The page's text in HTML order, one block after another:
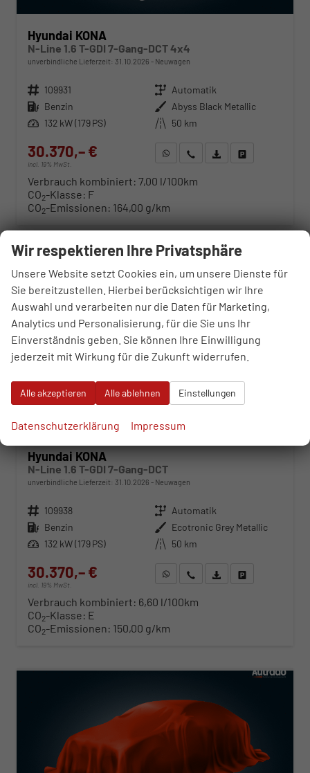
Hyundai KONA
N-Line 1.6 T-GDI 7-Gang-DCT 4x4
unverbindliche Lieferzeit: 31.10.2026 Neuwagen
Fahrzeugnr. 109931 Getriebe Automatik
Kraftstoff Benzin Außenfarbe Abyss Black Metallic
Leistung 132 kW (179 PS) Kilometerstand 50 km
30.370,– €
incl. 19% MwSt.
WhatsApp anfragen
Wir rufen Sie anFahrzeugexposé (PDF)
Verbrauch kombiniert: 7,00 l/100km
CO2-Klasse: F
CO2-Emissionen: 164,00 g/km
Hyundai KONA
N-Line 1.6 T-GDI 7-Gang-DCT
unverbindliche Lieferzeit: 31.10.2026 Neuwagen
Fahrzeugnr. 109938 Getriebe Automatik
Kraftstoff Benzin Außenfarbe Ecotronic Grey Metallic
Leistung 132 kW (179 PS) Kilometerstand 50 km
30.370,– €
incl. 19% MwSt.
WhatsApp anfragen
Wir rufen Sie anFahrzeugexposé (PDF)
Verbrauch kombiniert: 6,60 l/100km
CO2-Klasse: E
CO2-Emissionen: 150,00 g/km
Wir respektieren Ihre Privatsphäre
Unsere Website setzt Cookies ein, um unsere Dienste für
Sie bereitzustellen. Hierbei berücksichtigen wir Ihre
Auswahl und verarbeiten nur die Daten für Marketing,
Analytics und Personalisierung, für die Sie uns Ihr
Einverständnis geben. Sie können Ihre Einwilligung
jederzeit mit Wirkung für die Zukunft widerrufen.
Alle akzeptieren Alle ablehnen Einstellungen
Datenschutzerklärung Impressum